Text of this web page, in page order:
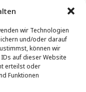
wir Technologien
und/oder darauf
können wir
auf dieser Website
erteilst oder
Funktionen